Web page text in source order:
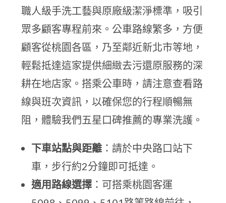
職人級手洗工藝與原廠級潔淨標準，吸引
眾多顧客專程前來。公車路線繁多，方便
顧客從桃園各區，乃至鄰近新北市等地，
輕鬆抵達這家提供細緻去污還原服務的深
耕在地店家。搭乘公車時，請注意查看路
線與班次資訊，以確保您的行程順暢無
阻，體驗我們五星口碑推薦的專業洗護。
下車站點與距離 ：請於中央路口站下
車，步行約2分鐘即可抵達。
適用路線選擇 ：可搭乘桃園客運